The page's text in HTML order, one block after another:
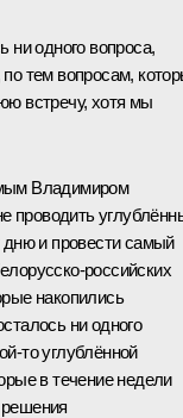
ни одного вопроса,
тем вопросам,
встречу, хотя мы
Владимиром
проводить
дню и провести самый
российских
накопились
ни одного
углублённой
в течение недели